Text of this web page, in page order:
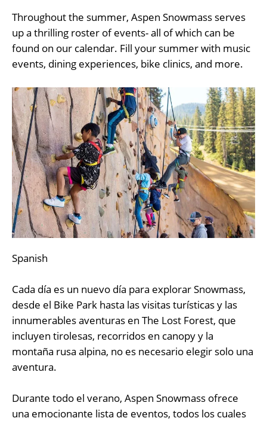
Throughout the summer, Aspen Snowmass serves
up a thrilling roster of events- all of which can be
found on our calendar. Fill your summer with music
events, dining experiences, bike clinics, and more.
Spanish
Cada día es un nuevo día para explorar Snowmass,
desde el Bike Park hasta las visitas turísticas y las
innumerables aventuras en The Lost Forest, que
incluyen tirolesas, recorridos en canopy y la
montaña rusa alpina, no es necesario elegir solo una
aventura.
Durante todo el verano, Aspen Snowmass ofrece
una emocionante lista de eventos, todos los cuales